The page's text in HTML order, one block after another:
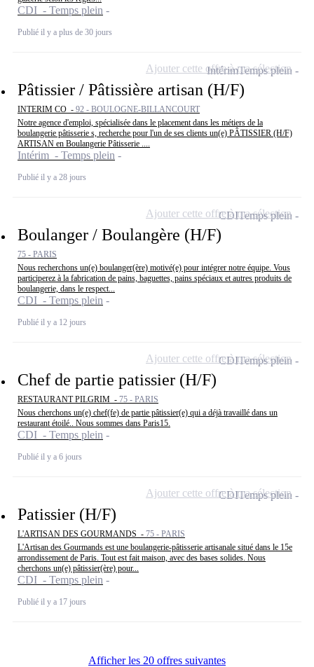
CDI - Temps plein
Publié il y a plus de 30 jours
Pâtissier / Pâtissière artisan (H/F)
INTERIM CO - 92 - BOULOGNE-BILLANCOURT
Notre agence d'emploi, spécialisée dans le placement dans les métiers de la
boulangerie pâtisserie s, recherche pour l'un de ses clients un(e) PÂTISSIER (H/F)
ARTISAN en Boulangerie Pâtisserie ....
Intérim - Temps plein
Publié il y a 28 jours
IntérimTemps plein
Ajouter cette offre à ma sélection
Boulanger / Boulangère (H/F)
75 - PARIS
Nous recherchons un(e) boulanger(ère) motivé(e) pour intégrer notre équipe. Vous
participerez à la fabrication de pains, baguettes, pains spéciaux et autres produits de
boulangerie, dans le respect...
CDI - Temps plein
Publié il y a 12 jours
CDITemps plein
Ajouter cette offre à ma sélection
Chef de partie patissier (H/F)
RESTAURANT PILGRIM - 75 - PARIS
Nous cherchons un(e) chef(fe) de partie pâtissier(e) qui a déjà travaillé dans un
restaurant étoilé.. Nous sommes dans Paris15.
CDI - Temps plein
Publié il y a 6 jours
CDITemps plein
Ajouter cette offre à ma sélection
Patissier (H/F)
L'ARTISAN DES GOURMANDS - 75 - PARIS
L'Artisan des Gourmands est une boulangerie-pâtisserie artisanale situé dans le 15e
arrondissement de Paris. Tout est fait maison, avec des bases solides. Nous
cherchons un(e) pâtissier(ère) pour...
CDI - Temps plein
Publié il y a 17 jours
CDITemps plein
Ajouter cette offre à ma sélection
Afficher les 20 offres suivantes